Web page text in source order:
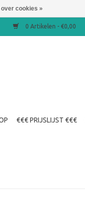
0 Artikelen - €0,00
€€€ PRIJSLIJST €€€
over cookies »